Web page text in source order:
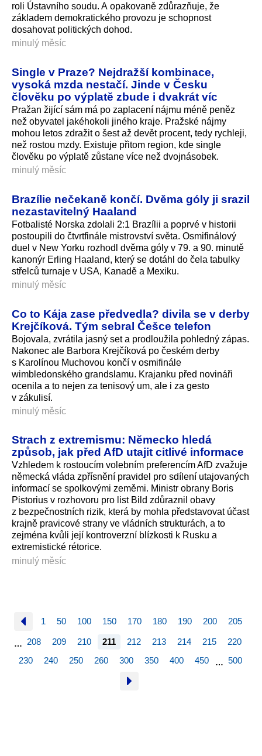
roli Ústavního soudu. A opakovaně zdůrazňuje, že
základem demokratického provozu je schopnost
dosahovat politických dohod.
minulý měsíc
Single v Praze? Nejdražší kombinace,
vysoká mzda nestačí. Jinde v Česku
člověku po výplatě zbude i dvakrát víc
Pražan žijící sám má po zaplacení nájmu méně peněz
než obyvatel jakéhokoli jiného kraje. Pražské nájmy
mohou letos zdražit o šest až devět procent, tedy rychleji,
než rostou mzdy. Existuje přitom region, kde single
člověku po výplatě zůstane více než dvojnásobek.
minulý měsíc
Brazílie nečekaně končí. Dvěma góly ji srazil
nezastavitelný Haaland
Fotbalisté Norska zdolali 2:1 Brazílii a poprvé v historii
postoupili do čtvrtfinále mistrovství světa. Osmifinálový
duel v New Yorku rozhodl dvěma góly v 79. a 90. minutě
kanonýr Erling Haaland, který se dotáhl do čela tabulky
střelců turnaje v USA, Kanadě a Mexiku.
minulý měsíc
Co to Kája zase předvedla? divila se v derby
Krejčíková. Tým sebral Češce telefon
Bojovala, zvrátila jasný set a prodloužila pohledný zápas.
Nakonec ale Barbora Krejčíková po českém derby
s Karolínou Muchovou končí v osmifinále
wimbledonského grandslamu. Krajanku před novináři
ocenila a to nejen za tenisový um, ale i za gesto
v zákulisí.
minulý měsíc
Strach z extremismu: Německo hledá
způsob, jak před AfD utajit citlivé informace
Vzhledem k rostoucím volebním preferencím AfD zvažuje
německá vláda zpřísnění pravidel pro sdílení utajovaných
informací se spolkovými zeměmi. Ministr obrany Boris
Pistorius v rozhovoru pro list Bild zdůraznil obavy
z bezpečnostních rizik, která by mohla představovat účast
krajně pravicové strany ve vládních strukturách, a to
zejména kvůli její kontroverzní blízkosti k Rusku a
extremistické rétorice.
minulý měsíc
1 50 100 150 170 180 190 200 205
… 208 209 210 211 212 213 214 215
220
230
240 250 260 300 350 400 450 … 500